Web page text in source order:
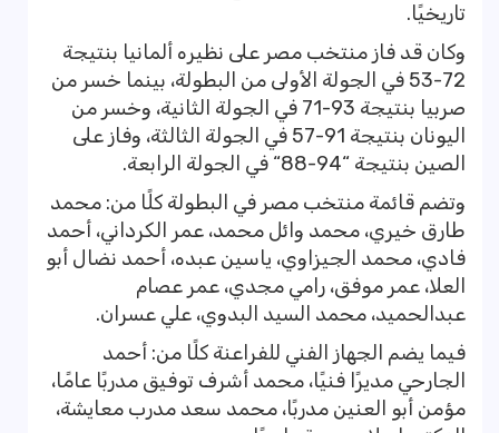
تاريخيًا.
وكان قد فاز منتخب مصر على نظيره ألمانيا بنتيجة
72-53 في الجولة الأولى من البطولة، بينما خسر من
صربيا بنتيجة 93-71 في الجولة الثانية، وخسر من
اليونان بنتيجة 91-57 في الجولة الثالثة، وفاز على
الصين بنتيجة “94-88“ في الجولة الرابعة.
وتضم قائمة منتخب مصر في البطولة كلًا من: محمد
طارق خيري، محمد وائل محمد، عمر الكرداني، أحمد
فادي، محمد الجيزاوي، ياسين عبده، أحمد نضال أبو
العلا، عمر موفق، رامي مجدي، عمر عصام
عبدالحميد، محمد السيد البدوي، علي عسران.
فيما يضم الجهاز الفني للفراعنة كلًا من: أحمد
الجارحي مديرًا فنيًا، محمد أشرف توفيق مدربًا عامًا،
مؤمن أبو العنين مدربًا، محمد سعد مدرب معايشة،